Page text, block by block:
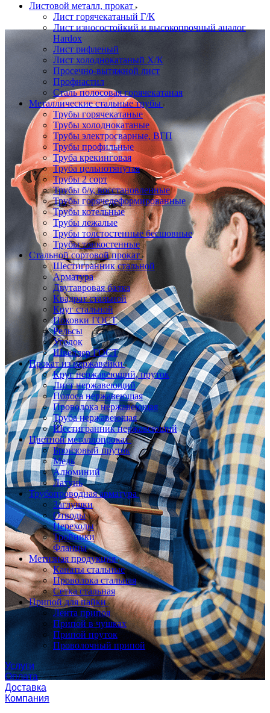
Листовой металл, прокат
Лист горячекатаный Г/К
Лист износостойкий и высокопрочный аналог
Hardox
Лист рифленый
Лист холоднокатаный Х/К
Просечно-вытяжной лист
Профнастил
Сталь полосовая горячекатаная
Металлические стальные трубы
Трубы горячекатаные
Трубы холоднокатаные
Трубы электросварные, ВГП
Трубы профильные
Труба крекинговая
Труба цельнотянутая
Трубы 2 сорт
Трубы б/у, восстановленные
Трубы горячедеформированные
Трубы котельные
Трубы лежалые
Трубы толстостенные бесшовные
Трубы тонкостенные
Стальной сортовой прокат
Шестигранник стальной
Арматура
Двутавровая балка
Квадрат стальной
Круг стальной
Поковки ГОСТ
Рельсы
Уголок
Швеллер ГОСТ
Прокат из нержавейки
Круг нержавеющий, пруток
Лист нержавеющий
Полоса нержавеющая
Проволока нержавеющая
Труба нержавеющая
Шестигранник нержавеющий
Цветной металлопрокат
Бронзовый пруток
Медь
Алюминий
Латунь
Трубопроводная арматура
Заглушки
Отводы
Переходы
Тройники
Фланцы
Метизная продукция
Канаты стальные
Проволока стальная
Сетка стальная
Припой для пайки
Лента припоя
Припой в чушках
Припой пруток
Проволочный припой
Услуги
Оплата
Доставка
Компания